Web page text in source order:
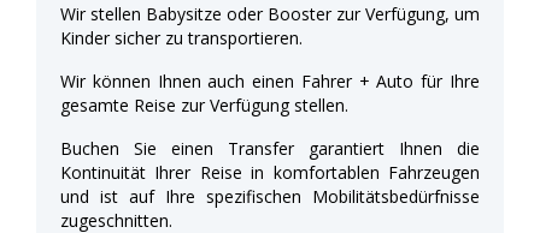
Wir stellen Babysitze oder Booster zur Verfügung, um
Kinder sicher zu transportieren.
Wir können Ihnen auch einen Fahrer + Auto für Ihre
gesamte Reise zur Verfügung stellen.
Buchen Sie einen Transfer garantiert Ihnen die
Kontinuität Ihrer Reise in komfortablen Fahrzeugen
und ist auf Ihre spezifischen Mobilitätsbedürfnisse
zugeschnitten.